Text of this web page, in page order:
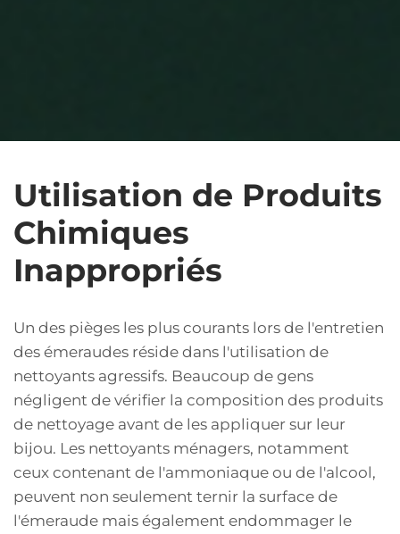
Utilisation de Produits
Chimiques
Inappropriés
Un des pièges les plus courants lors de l'entretien
des émeraudes réside dans l'utilisation de
nettoyants agressifs. Beaucoup de gens
négligent de vérifier la composition des produits
de nettoyage avant de les appliquer sur leur
bijou. Les nettoyants ménagers, notamment
ceux contenant de l'ammoniaque ou de l'alcool,
peuvent non seulement ternir la surface de
l'émeraude mais également endommager le